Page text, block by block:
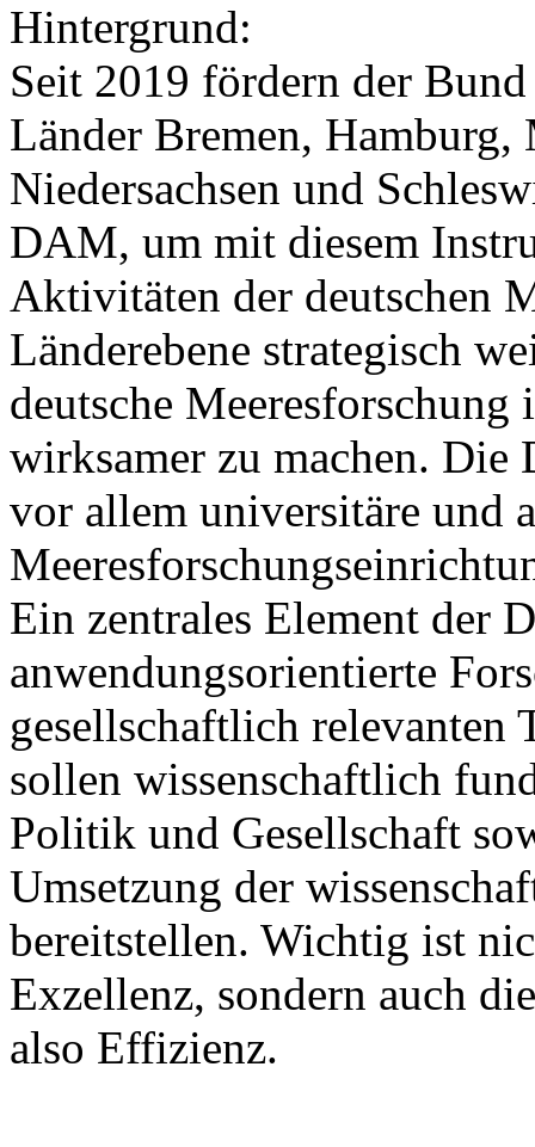
Hintergrund:
Seit 2019 fördern der
Länder Bremen,
Niedersachsen und
DAM, um mit diesem
Aktivitäten der deutschen
Länderebene strategisch
deutsche
wirksamer zu machen.
vor allem universitäre und
Ein zentrales Element der
anwendungsorientierte
gesellschaftlich relevanten
sollen wissenschaftlich
Politik und Gesellschaft
Umsetzung der
bereitstellen. Wichtig ist
Exzellenz, sondern auch
also Effizienz.